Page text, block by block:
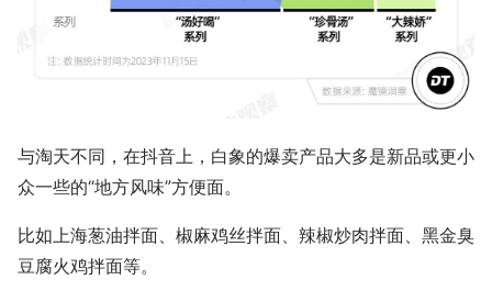
与淘天不同，在抖音上，白象的爆卖产品大多是新品或更小
众一些的“地方风味”方便面。
比如上海葱油拌面、椒麻鸡丝拌面、辣椒炒肉拌面、黑金臭
豆腐火鸡拌面等。